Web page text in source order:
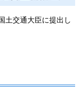
土交通大臣に提出し